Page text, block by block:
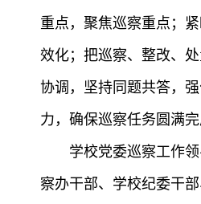
重点，聚焦巡察重点；
效化；把巡察、整改、
协调，坚持同题共答，
力，确保巡察任务圆满完
学校党委巡察工作
察办干部、学校纪委干